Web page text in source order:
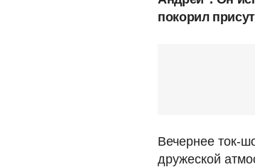
покорил
Вечернее ток-
дружеской